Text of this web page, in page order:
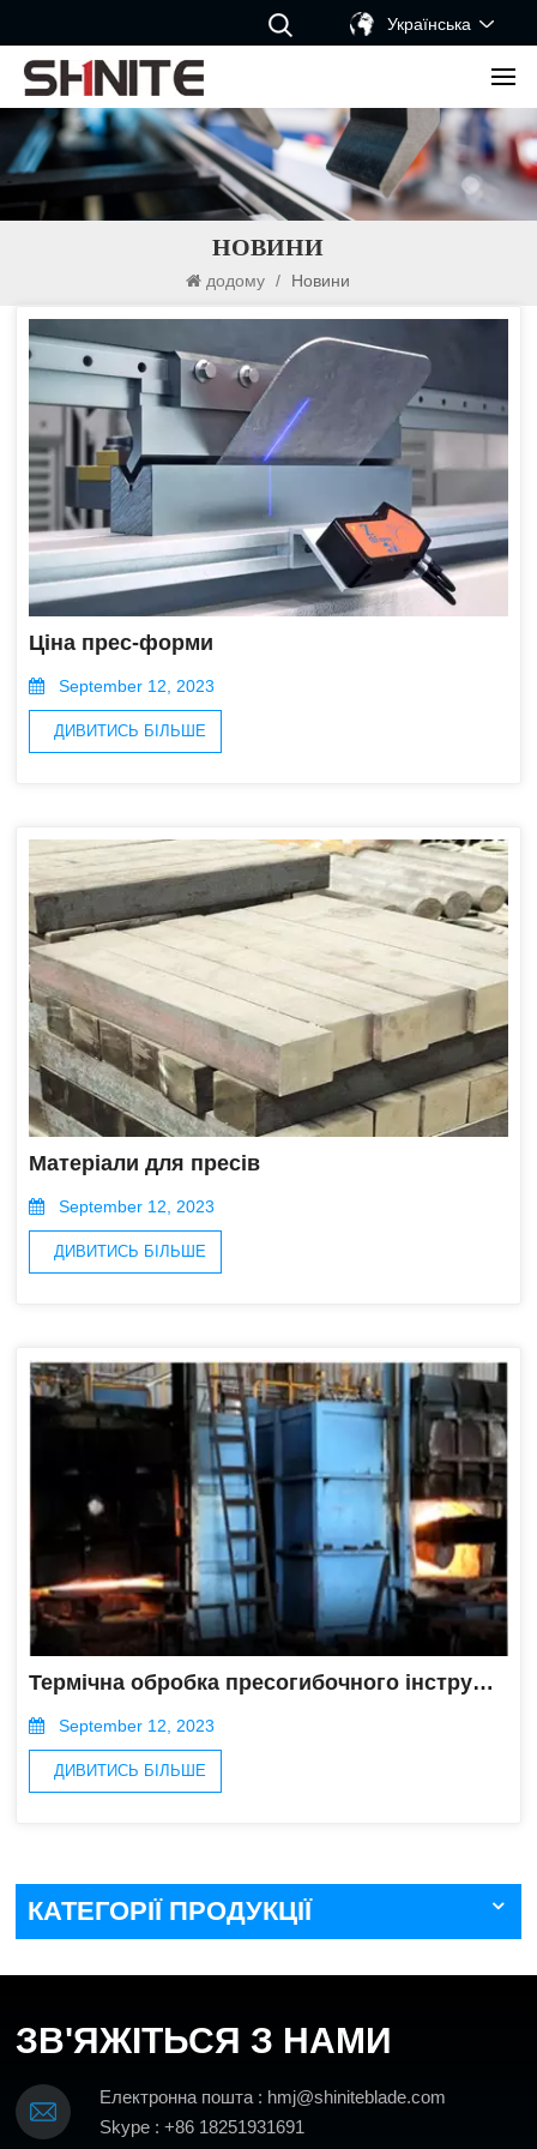
Українська
НОВИНИ
додому / Новини
Ціна прес-форми
September 12, 2023
ДИВИТИСЬ БІЛЬШЕ
Матеріали для пресів
September 12, 2023
ДИВИТИСЬ БІЛЬШЕ
Термічна обробка пресогибочного інструменту
September 12, 2023
ДИВИТИСЬ БІЛЬШЕ
КАТЕГОРІЇ ПРОДУКЦІЇ
ЗВ'ЯЖІТЬСЯ З НАМИ
Електронна пошта : hmj@shiniteblade.com
Skype : +86 18251931691